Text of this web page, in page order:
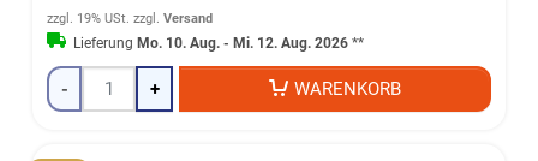
zzgl. 19% USt. zzgl.Versand
Lieferung Mo. 10. Aug. - Mi. 12. Aug. 2026 **
- + WARENKORB